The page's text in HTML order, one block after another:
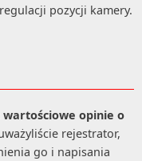
pozycji kamery.
wartościowe opinie o
rejestrator,
go i napisania